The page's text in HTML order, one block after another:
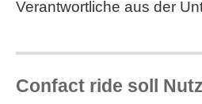
Verantwortliche aus der
Confact ride soll